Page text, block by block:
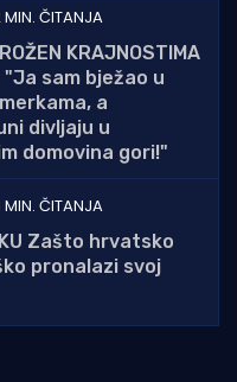
MIN. ČITANJA
KRAJNOSTIMA
"Ja sam bježao u
a
divljaju u
domovina gori!"
MIN. ČITANJA
Zašto hrvatsko
pronalazi svoj